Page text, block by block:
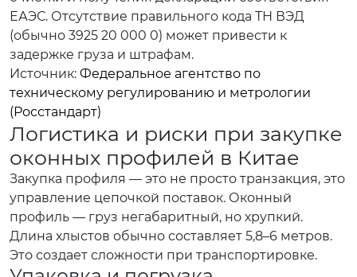
ЕАЭС. Отсутствие правильного кода ТН ВЭД
(обычно 3925 20 000 0) может привести к
задержке груза и штрафам.
Источник: Федеральное агентство по
техническому регулированию и метрологии
(Росстандарт)
Логистика и риски при закупке
оконных профилей в Китае
Закупка профиля — это не просто транзакция, это
управление цепочкой поставок. Оконный
профиль — груз негабаритный, но хрупкий.
Длина хлыстов обычно составляет 5,8–6 метров.
Это создает сложности при транспортировке.